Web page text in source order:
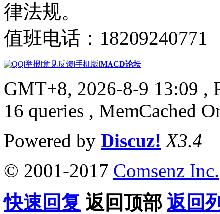
律法规。
值班电话：
|举报|意见反馈|手机版|MACD论坛
GMT+8, 2026-8-9 13:09 ,
16 queries , MemCached
Powered by Discuz! X3.4
© 2001-2017 Comsenz Inc.
快速回复 返回顶部 返回